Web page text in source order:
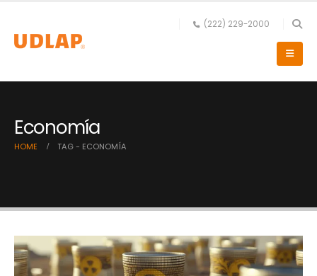
(222) 229-2000
Economía
HOME TAG - ECONOMÍA